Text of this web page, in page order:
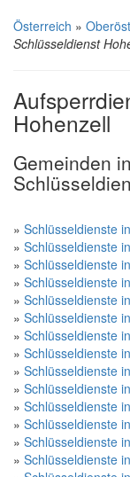
Österreich »
Schlüsseldienst
Hohenzell
Gemeinden
» Schlüsseldienste
» Schlüsseldienste
» Schlüsseldienste
» Schlüsseldienste
» Schlüsseldienste
» Schlüsseldienste
» Schlüsseldienste
» Schlüsseldienste
» Schlüsseldienste
» Schlüsseldienste
» Schlüsseldienste
» Schlüsseldienste
» Schlüsseldienste
» Schlüsseldienste